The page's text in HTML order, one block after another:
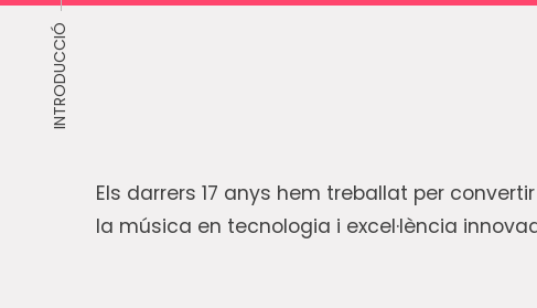
INTRODUCCIÓ
Els darrers 17 anys hem treballat per
la música en tecnologia i excel·lència